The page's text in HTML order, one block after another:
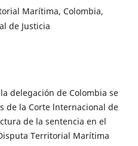
Marítima, Colombia,
de Justicia
delegación de Colombia se
de la Corte lnternacional de
de la sentencia en el
Territorial Marítima